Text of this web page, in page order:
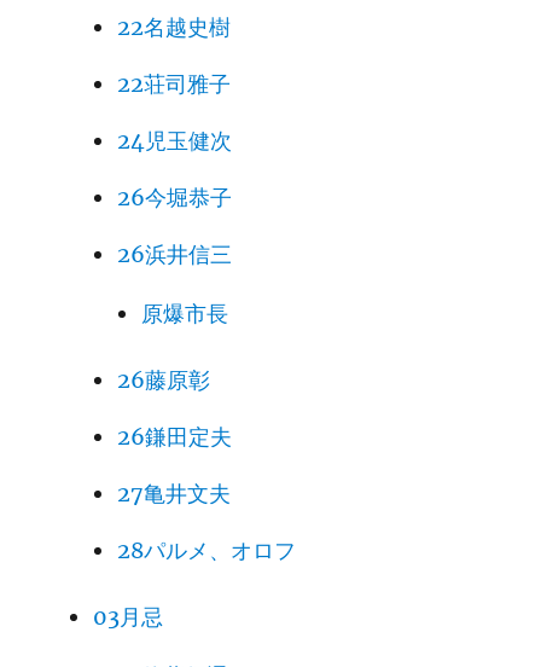
22名越史樹
22荘司雅子
24児玉健次
26今堀恭子
26浜井信三
原爆市長
26藤原彰
26鎌田定夫
27亀井文夫
28パルメ、オロフ
03月忌